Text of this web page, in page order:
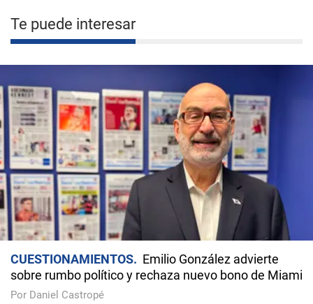
Te puede interesar
CUESTIONAMIENTOS
Emilio González advierte
sobre rumbo político y rechaza nuevo bono de Miami
Por Daniel Castropé